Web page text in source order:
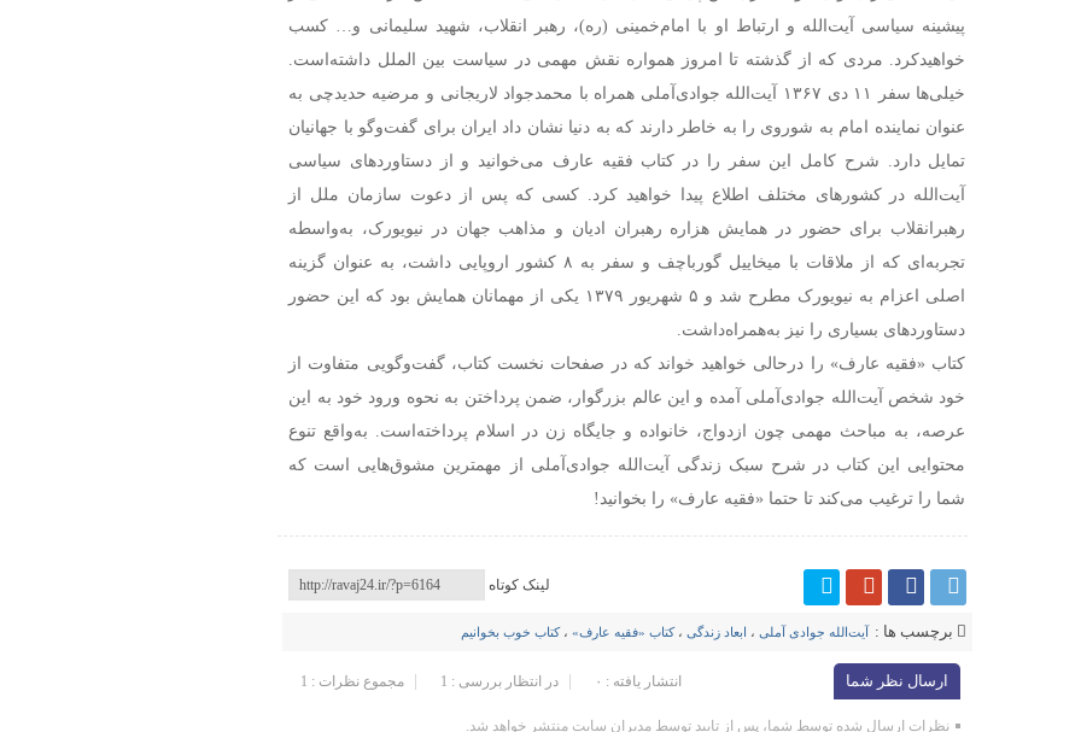
پیشینه سیاسی آیت‌الله و ارتباط او با امام‌خمینی (ره)، رهبر انقلاب، شهید سلیمانی و… کسب
خواهیدکرد. مردی که از گذشته تا امروز همواره نقش مهمی در سیاست بین الملل داشته‌است.
خیلی‌ها سفر ۱۱ دی ۱۳۶۷ آیت‌الله جوادی‌آملی همراه با محمدجواد لاریجانی و مرضیه حدیدچی به
عنوان نماینده امام به شوروی را به خاطر دارند که به دنیا نشان داد ایران برای گفت‌وگو با جهانیان
تمایل دارد. شرح کامل این سفر را در کتاب فقیه عارف می‌خوانید و از دستاوردهای سیاسی
آیت‌الله در کشورهای مختلف اطلاع پیدا خواهید کرد. کسی که پس از دعوت سازمان ملل از
رهبرانقلاب برای حضور در همایش هزاره رهبران ادیان و مذاهب جهان در نیویورک، به‌واسطه
تجربه‌ای که از ملاقات با میخاییل گورباچف و سفر به ۸ کشور اروپایی داشت، به عنوان گزینه
اصلی اعزام به نیویورک مطرح شد و ۵ شهریور ۱۳۷۹ یکی از مهمانان همایش بود که این حضور
دستاوردهای بسیاری را نیز به‌همراه‌داشت.
کتاب «فقیه عارف» را درحالی خواهید خواند که در صفحات نخست کتاب، گفت‌وگویی متفاوت از
خود شخص آیت‌الله جوادی‌آملی آمده و این عالم بزرگوار، ضمن پرداختن به نحوه ورود خود به این
عرصه، به مباحث مهمی چون ازدواج، خانواده و جایگاه زن در اسلام پرداخته‌است. به‌واقع تنوع
محتوایی این کتاب در شرح سبک زندگی آیت‌الله جوادی‌آملی از مهمترین مشوق‌هایی است که
شما را ترغیب می‌کند تا حتما «فقیه عارف» را بخوانید!
لینک کوتاه
برچسب ها : آیت‌الله جوادی آملی ، ابعاد زندگی ،کتاب «فقیه عارف» ،کتاب خوب بخوانیم
ارسال نظر شما مجموع نظرات : 1 در انتظار بررسی : 1 انتشار یافته : ۰
نظرات ارسال شده توسط شما، پس از تایید توسط مدیران سایت منتشر خواهد شد.